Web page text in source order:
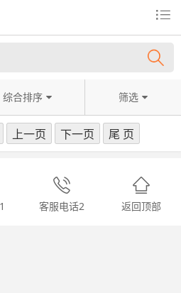
综合排序 筛选
客服电话2 返回顶部